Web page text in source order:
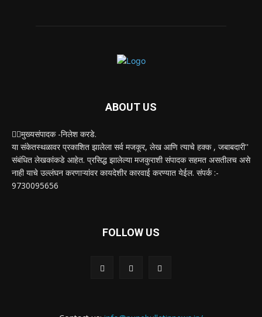
ABOUT US
✍🏻मुख्यसंपादक -निलेश करडे.
या संकेतस्थळावर प्रकाशित झालेला सर्व मजकूर, लेख आणि त्याचे हक्क , जबाबदारी''
संबंधित लेखकांकडे आहेत. प्रसिद्ध झालेल्या मजकुराशी संपादक सहमत असतीलच असे
नाही याचे उल्लंघन करणाऱ्यांवर कायदेशीर कारवाई करण्यात येईल. संपर्क :-
9730095656
FOLLOW US